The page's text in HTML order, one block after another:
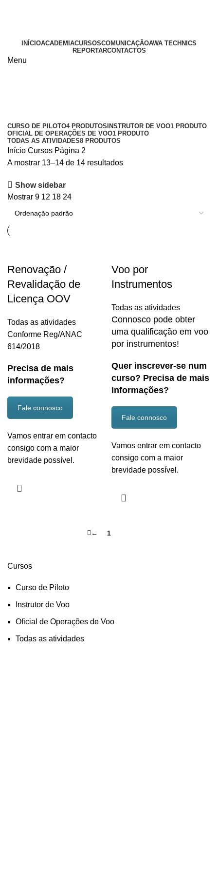
INÍCIOACADEMIACURSOSCOMUNICAÇÃOAWA TECHNICS
REPORTARCONTACTOS
Menu
CURSO DE PILOTO4 PRODUTOS INSTRUTOR DE VOO1 PRODUTO
OFICIAL DE OPERAÇÕES DE VOO1 PRODUTO
TODAS AS ATIVIDADES8 PRODUTOS
Cursos
Curso de Piloto
Instrutor de Voo
Oficial de Operações de Voo
Todas as atividades
Início Cursos Página 2
A mostrar 13–14 de 14 resultados
Show sidebar
Mostrar 9 12 18 24
Renovação /
Revalidação de
Licença OOV
Todas as atividades
Conforme Reg/ANAC
614/2018
Precisa de mais
informações?
Fale connosco
Vamos entrar em contacto
consigo com a maior
brevidade possível.
Voo por
Instrumentos
Todas as atividades
Connosco pode obter
uma qualificação em voo
por instrumentos!
Quer inscrever-se num
curso? Precisa de mais
informações?
Fale connosco
Vamos entrar em contacto
consigo com a maior
brevidade possível.
← 1